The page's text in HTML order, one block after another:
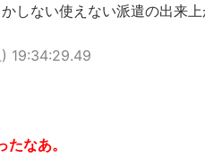
しない使えない派遣の出来上
19:34:29.49
なあ。